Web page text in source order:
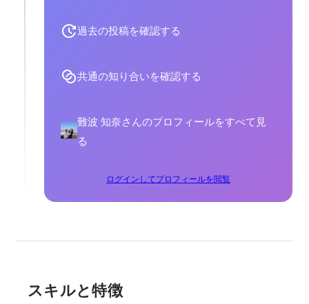
過去の投稿を確認する
共通の知り合いを確認する
難波 知奈さんのプロフィールをすべて見
る
ログインしてプロフィールを閲覧
スキルと特徴